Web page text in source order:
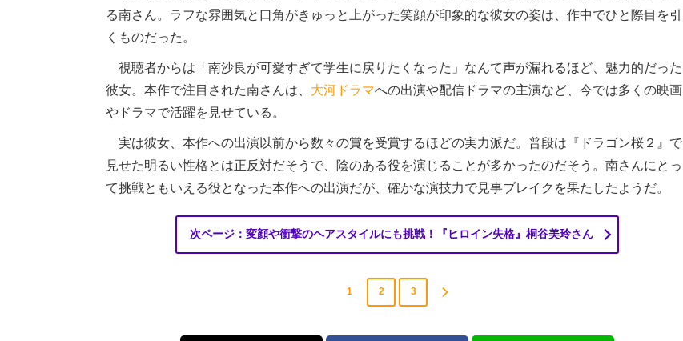
る南さん。ラフな雰囲気と口角がきゅっと上がった笑顔が印象的な彼女の姿は、作中でひと際目を引
くものだった。
視聴者からは「南沙良が可愛すぎて学生に戻りたくなった」なんて声が漏れるほど、魅力的だった
彼女。本作で注目された南さんは、 大河ドラマへの出演や配信ドラマの主演など、今では多くの映画
やドラマで活躍を見せている。
実は彼女、本作への出演以前から数々の賞を受賞するほどの実力派だ。普段は『ドラゴン桜２』で
見せた明るい性格とは正反対だそうで、陰のある役を演じることが多かったのだそう。南さんにとっ
て挑戦ともいえる役となった本作への出演だが、確かな演技力で見事ブレイクを果たしたようだ。
次ページ：変顔や衝撃のヘアスタイルにも挑戦！『ヒロイン失格』桐谷美玲さん
1 2 3